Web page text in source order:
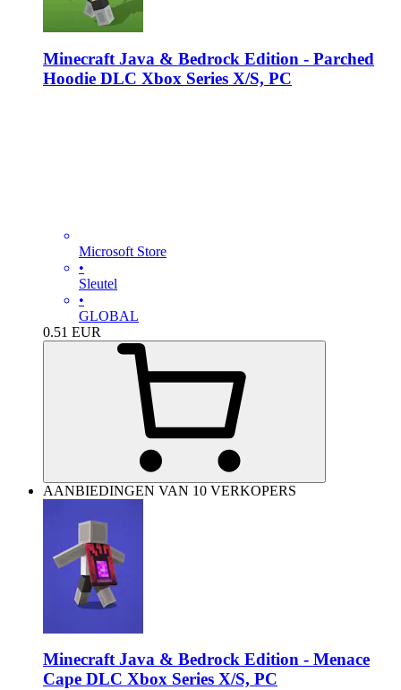
Minecraft Java & Bedrock Edition - Parched
Hoodie DLC Xbox Series X/S, PC
Microsoft Store
•
Sleutel
•
GLOBAL
0.51 EUR
AANBIEDINGEN VAN 10 VERKOPERS
Minecraft Java & Bedrock Edition - Menace
Cape DLC Xbox Series X/S, PC